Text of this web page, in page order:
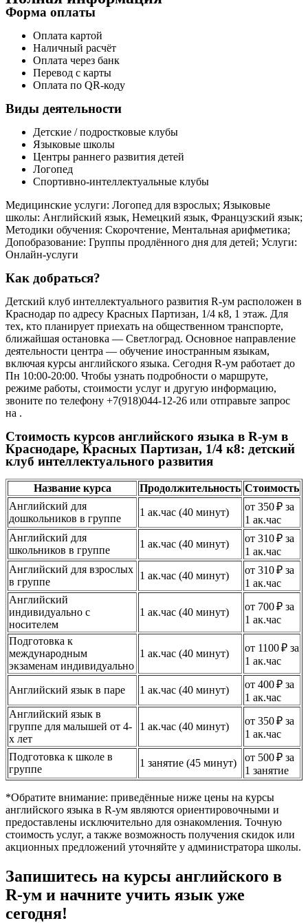
Форма оплаты
Оплата картой
Наличный расчёт
Оплата через банк
Перевод с карты
Оплата по QR-коду
Виды деятельности
Детские / подростковые клубы
Языковые школы
Центры раннего развития детей
Логопед
Спортивно-интеллектуальные клубы
Медицинские услуги: Логопед для взрослых; Языковые
школы: Английский язык, Немецкий язык, Французский язык;
Методики обучения: Скорочтение, Ментальная арифметика;
Допобразование: Группы продлённого дня для детей; Услуги:
Онлайн-услуги
Как добраться?
Детский клуб интеллектуального развития R-ум расположен в
Краснодар по адресу Красных Партизан, 1/4 к8, 1 этаж. Для
тех, кто планирует приехать на общественном транспорте,
ближайшая остановка — Светлоград. Основное направление
деятельности центра — обучение иностранным языкам,
включая курсы английского языка. Сегодня R-ум работает до
Пн 10:00-20:00. Чтобы узнать подробности о маршруте,
режиме работы, стоимости услуг и другую информацию,
звоните по телефону +7(918)044-12-26 или отправьте запрос
на .
Стоимость курсов английского языка в R-ум в
Краснодаре, Красных Партизан, 1/4 к8: детский
клуб интеллектуального развития
Название курса Продолжительность Стоимость
Английский для
дошкольников в группе
1 ак.час (40 минут)
от 350 ₽ за
1 ак.час
Английский для
школьников в группе
1 ак.час (40 минут)
от 310 ₽ за
1 ак.час
Английский для взрослых
в группе
1 ак.час (40 минут)
от 310 ₽ за
1 ак.час
Английский
индивидуально с
носителем
1 ак.час (40 минут)
от 700 ₽ за
1 ак.час
Подготовка к
международным
экзаменам индивидуально
1 ак.час (40 минут)
от 1100 ₽ за
1 ак.час
Английский язык в паре 1 ак.час (40 минут)
от 400 ₽ за
1 ак.час
Английский язык в
группе для малышей от 4-
х лет
1 ак.час (40 минут)
от 350 ₽ за
1 ак.час
Подготовка к школе в
группе
1 занятие (45 минут)
от 500 ₽ за
1 занятие
*Обратите внимание: приведённые ниже цены на курсы
английского языка в R-ум являются ориентировочными и
предоставлены исключительно для ознакомления. Точную
стоимость услуг, а также возможность получения скидок или
акционных предложений уточняйте у администратора школы.
Запишитесь на курсы английского в
R-ум и начните учить язык уже
сегодня!